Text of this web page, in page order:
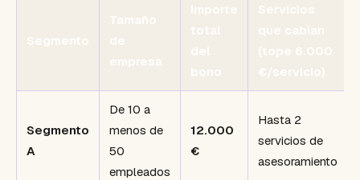
Segmento
Tamaño
de
empresa
Importe
total
del
bono
Servicios
que cabían
(tope 6.000
€/servicio)
Segmento
A
De 10 a
menos de
50
empleados
12.000
€
Hasta 2
servicios de
asesoramiento